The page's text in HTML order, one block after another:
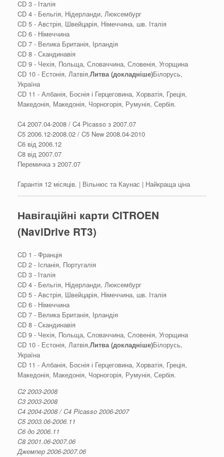
CD 3 - Італія
CD 4 - Бельгія, Нідерланди, Люксембург
CD 5 - Австрія, Швейцарія, Німеччина, шв. Італія
CD 6 - Німеччина
CD 7 - Велика Британія, Ірландія
CD 8 - Скандинавія
CD 9 - Чехія, Польща, Словаччина, Словенія, Угорщина
CD 10 - Естонія, Латвія,Литва (докладніше)Білорусь,
Україна
CD 11 - Албанія, Боснія і Герцеговина, Хорватія, Греція,
Македонія, Македонія, Чорногорія, Румунія, Сербія.
C4 2007.04-2008 / C4 Picasso з 2007.07
C5 2006.12-2008.02 / C5 New 2008.04-2010
C6 від 2006.12
C8 від 2007.07
Перемичка з 2007.07
Гарантія 12 місяців. | Вільнюс та Каунас | Найкраща ціна
Навігаційні карти CITROEN
(NaviDrive RT3)
CD 1 - Франція
CD 2 - Іспанія, Португалія
CD 3 - Італія
CD 4 - Бельгія, Нідерланди, Люксембург
CD 5 - Австрія, Швейцарія, Німеччина, шв. Італія
CD 6 - Німеччина
CD 7 - Велика Британія, Ірландія
CD 8 - Скандинавія
CD 9 - Чехія, Польща, Словаччина, Словенія, Угорщина
CD 10 - Естонія, Латвія,Литва (докладніше)Білорусь,
Україна
CD 11 - Албанія, Боснія і Герцеговина, Хорватія, Греція,
Македонія, Македонія, Чорногорія, Румунія, Сербія.
C2 2003-2008
C3 2003-2008
C4 2004-2008 / C4 Picasso 2006-2007
C5 2003.06-2006.11
C6 до 2006.11
C8 2001.06-2007.06
Джемпер 2006-2007.06